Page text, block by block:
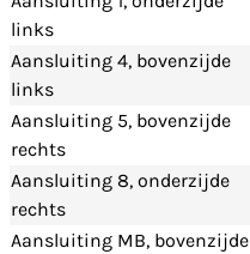
links
Aansluiting 4, bovenzijde
links
Aansluiting 5, bovenzijde
rechts
Aansluiting 8, onderzijde
rechts
Aansluiting MB, bovenzijde